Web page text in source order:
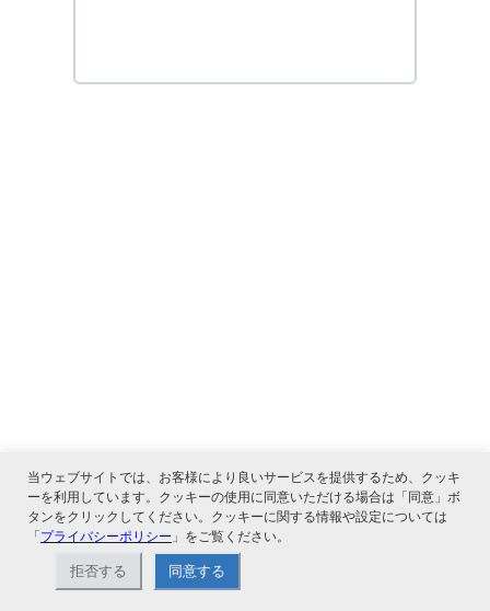
当ウェブサイトでは、お客様により良いサービスを提供するため、クッキ
ーを利用しています。クッキーの使用に同意いただける場合は「同意」ボ
タンをクリックしてください。クッキーに関する情報や設定については
「プライバシーポリシー 」をご覧ください。
拒否する 同意する